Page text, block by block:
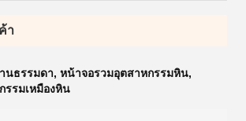
า
นธรรมดา, หน้าจอรวมอุตสาหกรรมหิน,
รรมเหมืองหิน